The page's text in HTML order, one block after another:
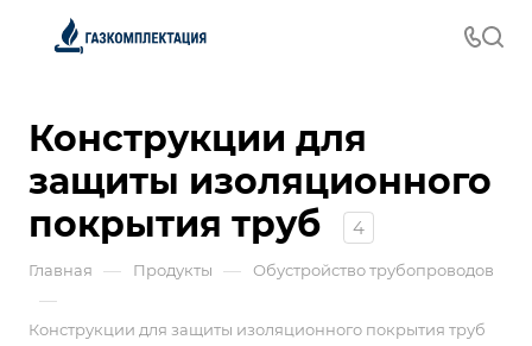
Конструкции для
защиты изоляционного
покрытия труб
4
Главная — Продукты — Обустройство трубопроводов
—
Конструкции для защиты изоляционного покрытия труб